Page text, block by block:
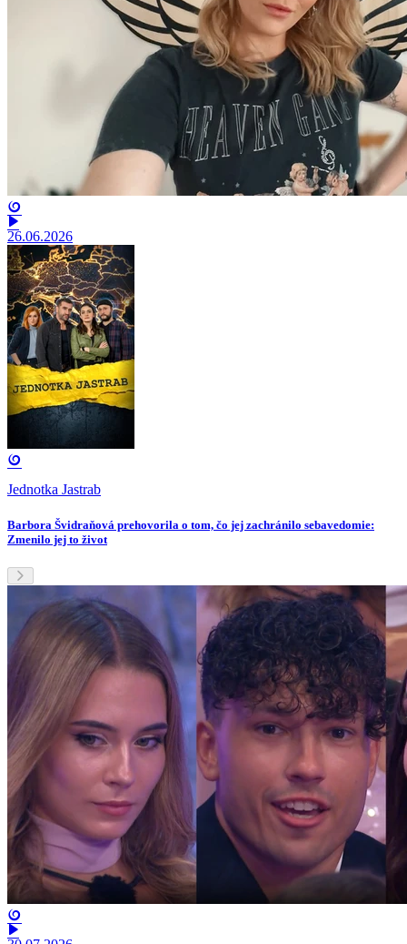
26.06.2026
Jednotka Jastrab
Barbora Švidraňová prehovorila o tom, čo jej zachránilo sebavedomie:
Zmenilo jej to život